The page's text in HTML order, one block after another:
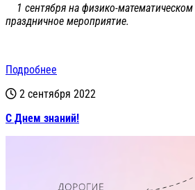
1 сентября на физико-математическом
праздничное мероприятие.
Подробнее
2 сентября 2022
С Днем знаний!